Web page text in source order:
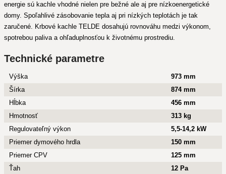
energie sú kachle vhodné nielen pre bežné ale aj pre nízkoenergetické
domy. Spoľahlivé zásobovanie tepla aj pri nízkých teplotách je tak
zaručené. Krbové kachle TELDE dosahujú rovnováhu medzi výkonom,
spotrebou paliva a ohľaduplnosťou k životnému prostrediu.
Technické parametre
Výška
973 mm
Šírka
874 mm
Hĺbka
456 mm
Hmotnosť
313 kg
Regulovateľný výkon
5,5-14,2 kW
Priemer dymového hrdla
150 mm
Priemer CPV
125 mm
Ťah
12 Pa